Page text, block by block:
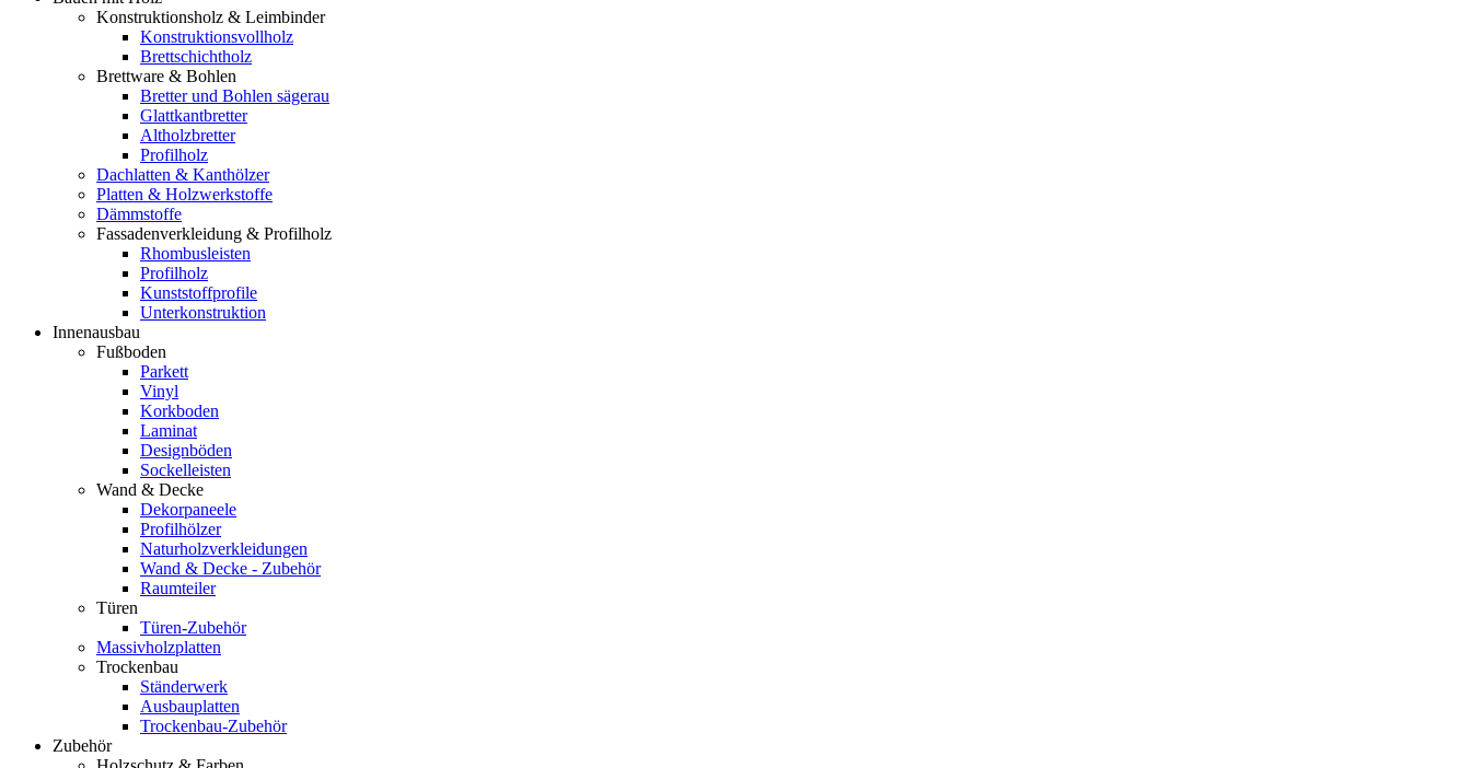
Konstruktionsholz & Leimbinder
Konstruktionsvollholz
Brettschichtholz
Brettware & Bohlen
Bretter und Bohlen sägerau
Glattkantbretter
Altholzbretter
Profilholz
Dachlatten & Kanthölzer
Platten & Holzwerkstoffe
Dämmstoffe
Fassadenverkleidung & Profilholz
Rhombusleisten
Profilholz
Kunststoffprofile
Unterkonstruktion
Innenausbau
Fußboden
Parkett
Vinyl
Korkboden
Laminat
Designböden
Sockelleisten
Wand & Decke
Dekorpaneele
Profilhölzer
Naturholzverkleidungen
Wand & Decke - Zubehör
Raumteiler
Türen
Türen-Zubehör
Massivholzplatten
Trockenbau
Ständerwerk
Ausbauplatten
Trockenbau-Zubehör
Zubehör